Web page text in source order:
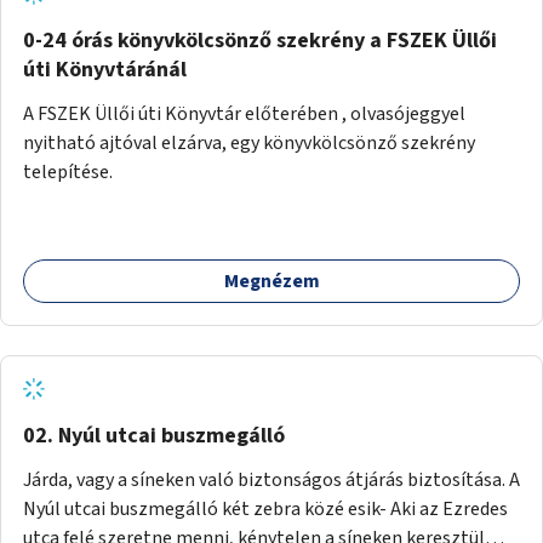
fenntartásához, évi 14-16 millió Ft-tal. A program hosszú
távú fenntarthatósága úgy lenne megvalósítható. hogy
részben "Támogató szolgálat" normatív támogatásából,
részben pedig a jelen pályázat által biztosított összegből.
A programban 8-10 szakember (gyógypedagógus,
pszichológus) működne közre. Fontos cél lenne, hogy
0-24 órás könyvkölcsönző szekrény a FSZEK Üllői
úti Könyvtáránál
A FSZEK Üllői úti Könyvtár előterében , olvasójeggyel
nyitható ajtóval elzárva, egy könyvkölcsönző szekrény
telepítése.
Megnézem
02. Nyúl utcai buszmegálló
Járda, vagy a síneken való biztonságos átjárás biztosítása. A
Nyúl utcai buszmegálló két zebra közé esik- Aki az Ezredes